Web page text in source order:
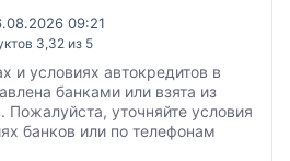
09:21
3,32 из 5
и условиях автокредитов в
банками или взята из
Пожалуйста, уточняйте условия
банков или по телефонам